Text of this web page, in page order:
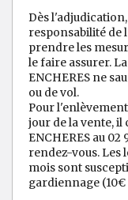
Dès
responsabilité de
prendre les
le faire assurer.
ENCHERES ne
ou de vol.
Pour
jour de la vente,
ENCHERES au
rendez-vous. Les
mois sont
gardiennage